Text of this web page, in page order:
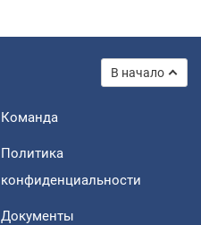
В начало
Команда
Политика
конфиденциальности
Документы